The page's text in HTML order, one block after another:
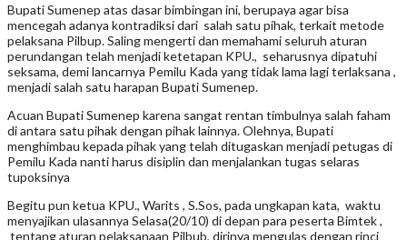
Bupati Sumenep atas dasar bimbingan ini, berupaya agar bisa
mencegah adanya kontradiksi dari salah satu pihak, terkait metode
pelaksana Pilbup. Saling mengerti dan memahami seluruh aturan
perundangan telah menjadi ketetapan KPU., seharusnya dipatuhi
seksama, demi lancarnya Pemilu Kada yang tidak lama lagi terlaksana ,
menjadi salah satu harapan Bupati Sumenep.
Acuan Bupati Sumenep karena sangat rentan timbulnya salah faham
di antara satu pihak dengan pihak lainnya. Olehnya, Bupati
menghimbau kepada pihak yang telah ditugaskan menjadi petugas di
Pemilu Kada nanti harus disiplin dan menjalankan tugas selaras
tupoksinya
Begitu pun ketua KPU., Warits , S.Sos, pada ungkapan kata, waktu
menyajikan ulasannya Selasa(20/10) di depan para peserta Bimtek ,
tentang aturan pelaksanaan Pilbub, dirinya mengulas dengan rinci